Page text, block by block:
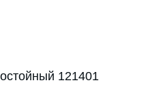
121401